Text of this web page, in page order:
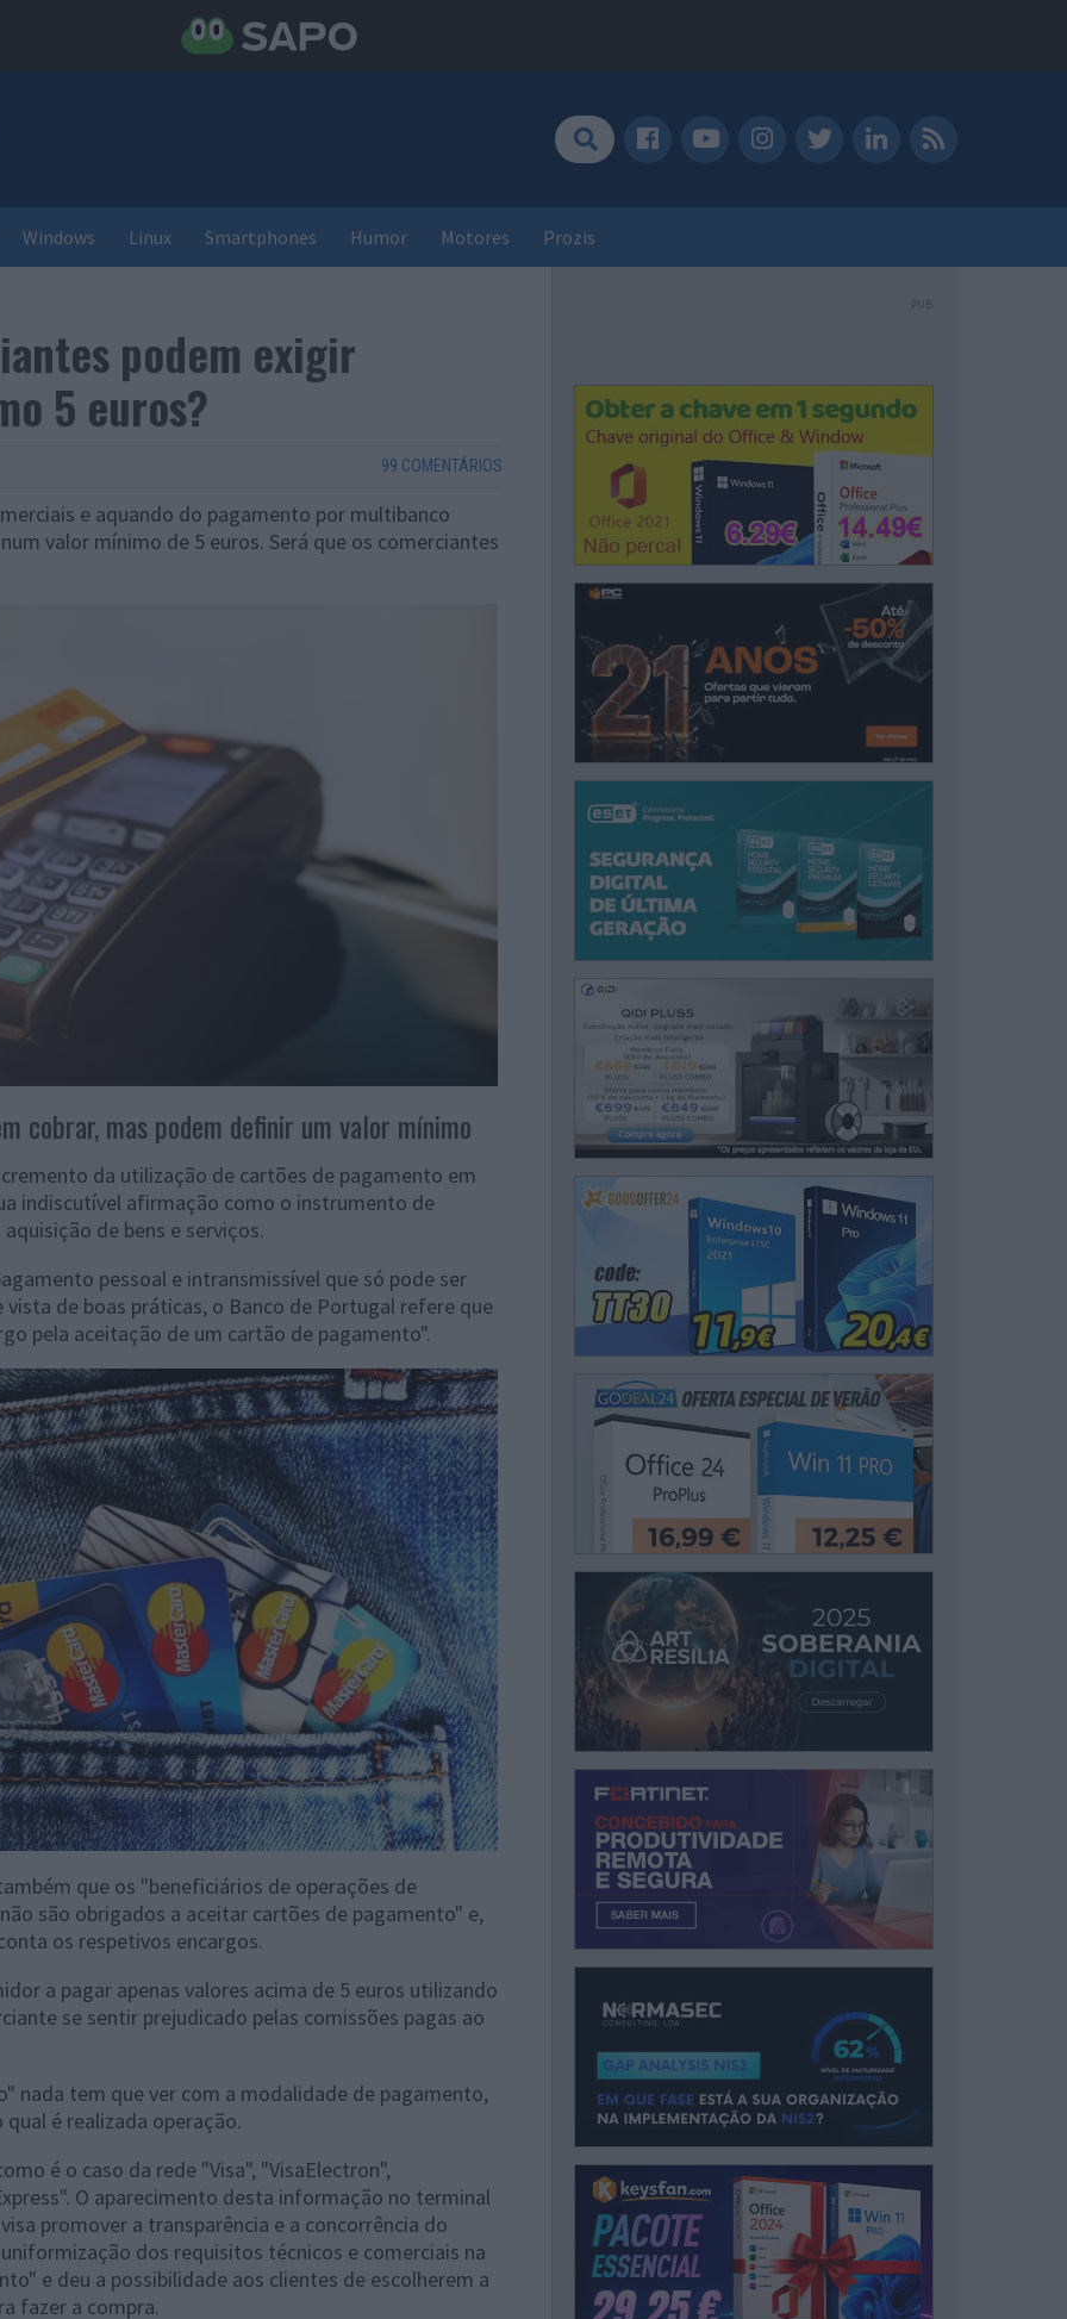
Windows Linux Smartphones Humor Motores Prozis
podem exigir
5 euros?
99 COMENTÁRIOS
e aquando do pagamento por multibanco
valor mínimo de 5 euros. Será que os comerciantes
cobrar, mas podem definir um valor mínimo
da utilização de cartões de pagamento em
indiscutível afirmação como o instrumento de
de bens e serviços.
pessoal e intransmissível que só pode ser
de boas práticas, o Banco de Portugal refere que
pela aceitação de um cartão de pagamento".
que os "beneficiários de operações de
são obrigados a aceitar cartões de pagamento" e,
os respetivos encargos.
a pagar apenas valores acima de 5 euros utilizando
se sentir prejudicado pelas comissões pagas ao
nada tem que ver com a modalidade de pagamento,
é realizada operação.
é o caso da rede "Visa", "VisaElectron",
O aparecimento desta informação no terminal
promover a transparência e a concorrência do
dos requisitos técnicos e comerciais na
e deu a possibilidade aos clientes de escolherem a
fazer a compra.
PUB